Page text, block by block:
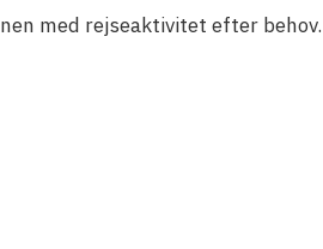
med rejseaktivitet efter behov.